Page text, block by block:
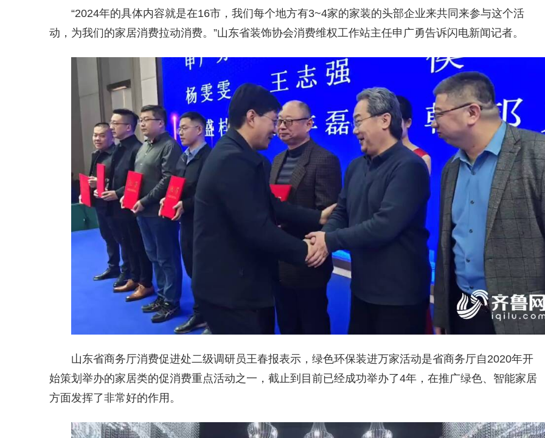
“2024年的具体内容就是在16市，我们每个地方有3~4家的家装的头部企业来共同来参与这个活
动，为我们的家居消费拉动消费。”山东省装饰协会消费维权工作站主任申广勇告诉闪电新闻记者。
山东省商务厅消费促进处二级调研员王春报表示，绿色环保装进万家活动是省商务厅自2020年开
始策划举办的家居类的促消费重点活动之一，截止到目前已经成功举办了4年，在推广绿色、智能家居
方面发挥了非常好的作用。